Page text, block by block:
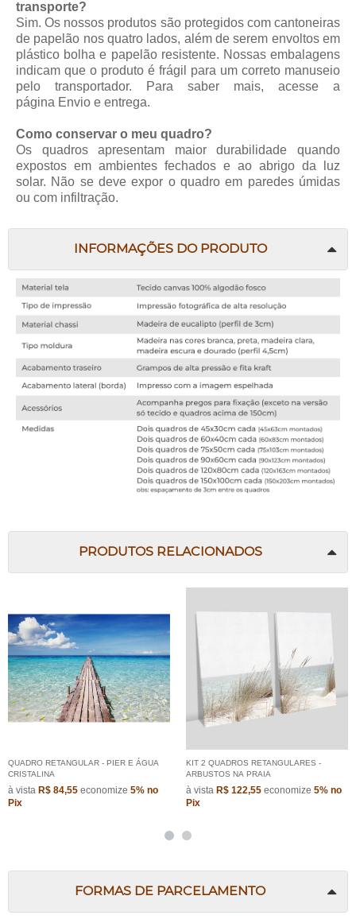
transporte?
Sim. Os nossos produtos são protegidos com cantoneiras
de papelão nos quatro lados, além de serem envoltos em
plástico bolha e papelão resistente. Nossas embalagens
indicam que o produto é frágil para um correto manuseio
pelo transportador. Para saber mais, acesse a
página Envio e entrega.
Como conservar o meu quadro?
Os quadros apresentam maior durabilidade quando
expostos em ambientes fechados e ao abrigo da luz
solar. Não se deve expor o quadro em paredes úmidas
ou com infiltração.
INFORMAÇÕES DO PRODUTO
PRODUTOS RELACIONADOS
QUADRO RETANGULAR - PIER E ÁGUA
CRISTALINA
à vista R$ 84,55 economize 5% no
Pix
KIT 2 QUADROS RETANGULARES -
ARBUSTOS NA PRAIA
à vista R$ 122,55 economize 5% no
Pix
FORMAS DE PARCELAMENTO